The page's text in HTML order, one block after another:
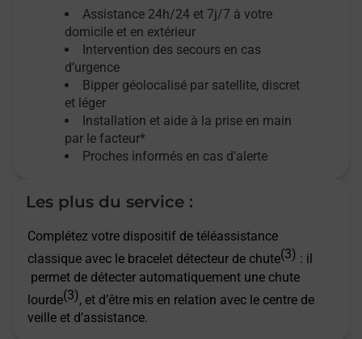
Assistance 24h/24 et 7j/7 à votre
domicile et en extérieur
Intervention des secours en cas
d’urgence
Bipper géolocalisé par satellite, discret
et léger
Installation et aide à la prise en main
par le facteur*
Proches informés en cas d’alerte
Les plus du service :
Complétez votre dispositif de téléassistance
classique avec le bracelet détecteur de chute(3) : il
permet de détecter automatiquement une chute
lourde(3), et d’être mis en relation avec le centre de
veille et d’assistance.